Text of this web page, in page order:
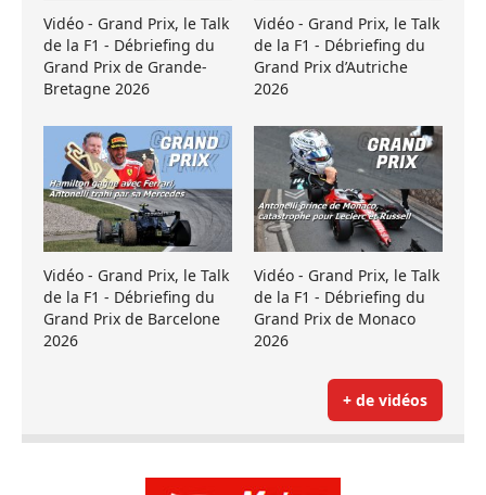
Vidéo - Grand Prix, le Talk
de la F1 - Débriefing du
Grand Prix de Grande-
Bretagne 2026
Vidéo - Grand Prix, le Talk
de la F1 - Débriefing du
Grand Prix d’Autriche
2026
Vidéo - Grand Prix, le Talk
de la F1 - Débriefing du
Grand Prix de Barcelone
2026
Vidéo - Grand Prix, le Talk
de la F1 - Débriefing du
Grand Prix de Monaco
2026
+ de vidéos